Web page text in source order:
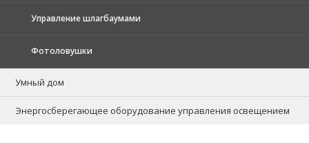
Управление шлагбаумами
Фотоловушки
Умный дом
Энергосберегающее оборудование управления освещением